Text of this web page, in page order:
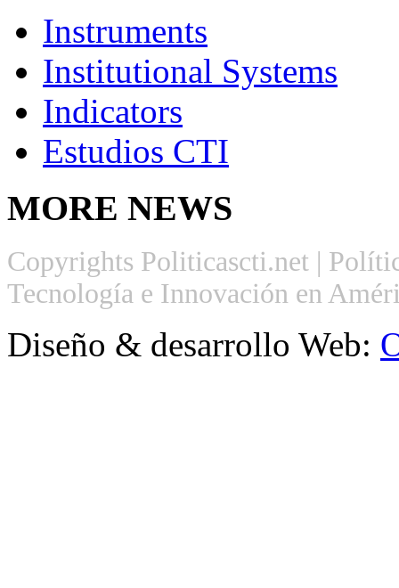
Instruments
Institutional Systems
Indicators
Estudios CTI
MORE NEWS
Copyrights Politicascti.net |
Tecnología e Innovación en
Diseño & desarrollo Web: